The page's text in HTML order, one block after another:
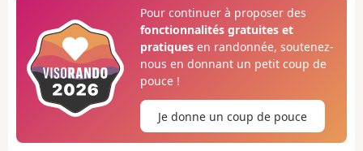
Pour continuer à proposer des
fonctionnalités gratuites et
pratiquesen randonnée, soutenez-
nous en donnant un petit coup de
pouce !
Je donne un coup de pouce